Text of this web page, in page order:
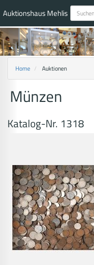
Auktionshaus Mehlis
Home Auktionen
Münzen
Katalog-Nr. 1318